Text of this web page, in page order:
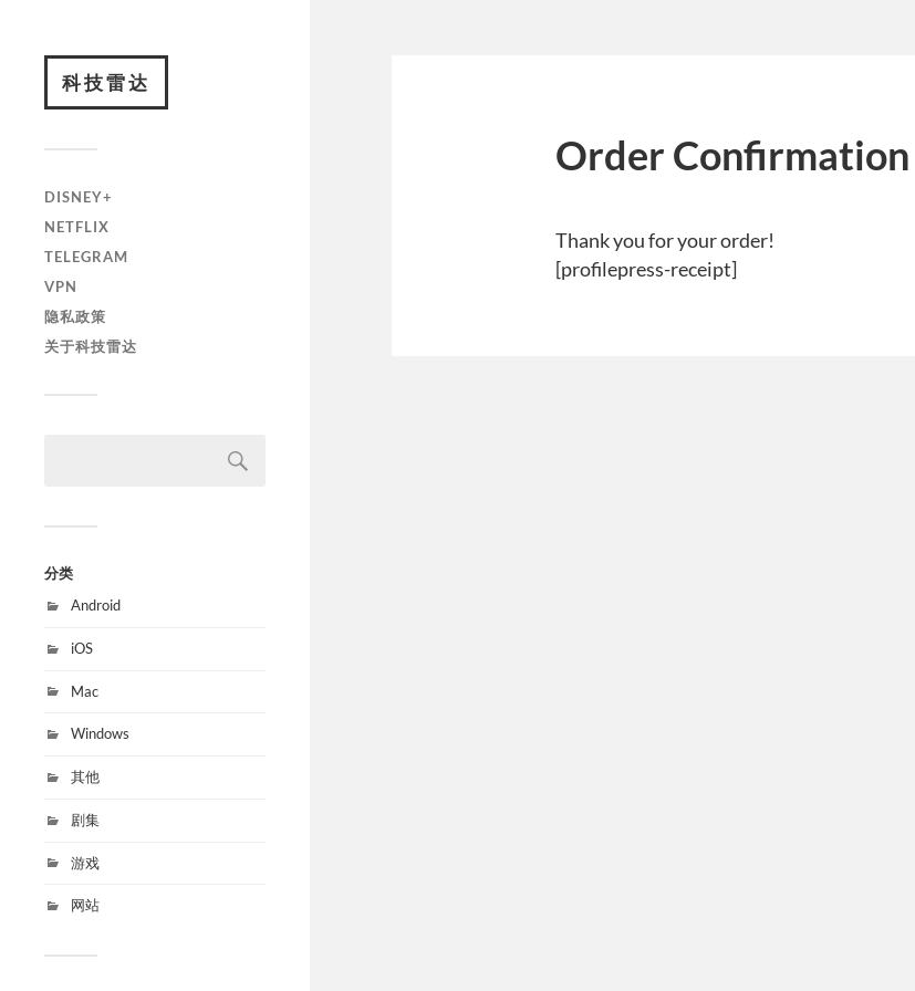
科技雷达
DISNEY+
NETFLIX
TELEGRAM
VPN
隐私政策
关于科技雷达
分类
Android
iOS
Mac
Windows
其他
剧集
游戏
网站
Order Confirmation
Thank you for your order!
[profilepress-receipt]